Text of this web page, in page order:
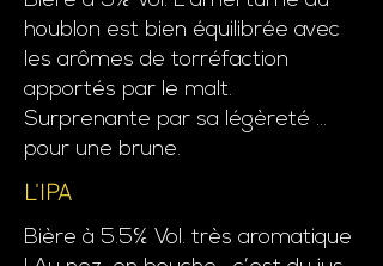
houblon est bien équilibrée avec
les arômes de torréfaction
apportés par le malt.
Surprenante par sa légèreté …
pour une brune.
L'IPA
Bière à 5.5% Vol. très aromatique